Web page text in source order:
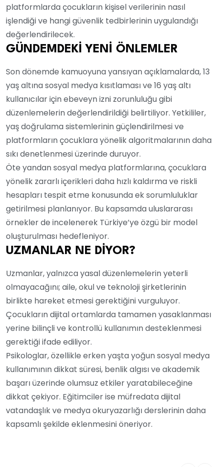
platformlarda çocukların kişisel verilerinin nasıl
işlendiği ve hangi güvenlik tedbirlerinin uygulandığı
değerlendirilecek.
GÜNDEMDEKİ YENİ ÖNLEMLER
Son dönemde kamuoyuna yansıyan açıklamalarda, 13
yaş altına sosyal medya kısıtlaması ve 16 yaş altı
kullanıcılar için ebeveyn izni zorunluluğu gibi
düzenlemelerin değerlendirildiği belirtiliyor. Yetkililer,
yaş doğrulama sistemlerinin güçlendirilmesi ve
platformların çocuklara yönelik algoritmalarının daha
sıkı denetlenmesi üzerinde duruyor.
Öte yandan sosyal medya platformlarına, çocuklara
yönelik zararlı içerikleri daha hızlı kaldırma ve riskli
hesapları tespit etme konusunda ek sorumluluklar
getirilmesi planlanıyor. Bu kapsamda uluslararası
örnekler de incelenerek Türkiye’ye özgü bir model
oluşturulması hedefleniyor.
UZMANLAR NE DİYOR?
Uzmanlar, yalnızca yasal düzenlemelerin yeterli
olmayacağını; aile, okul ve teknoloji şirketlerinin
birlikte hareket etmesi gerektiğini vurguluyor.
Çocukların dijital ortamlarda tamamen yasaklanması
yerine bilinçli ve kontrollü kullanımın desteklenmesi
gerektiği ifade ediliyor.
Psikologlar, özellikle erken yaşta yoğun sosyal medya
kullanımının dikkat süresi, benlik algısı ve akademik
başarı üzerinde olumsuz etkiler yaratabileceğine
dikkat çekiyor. Eğitimciler ise müfredata dijital
vatandaşlık ve medya okuryazarlığı derslerinin daha
kapsamlı şekilde eklenmesini öneriyor.